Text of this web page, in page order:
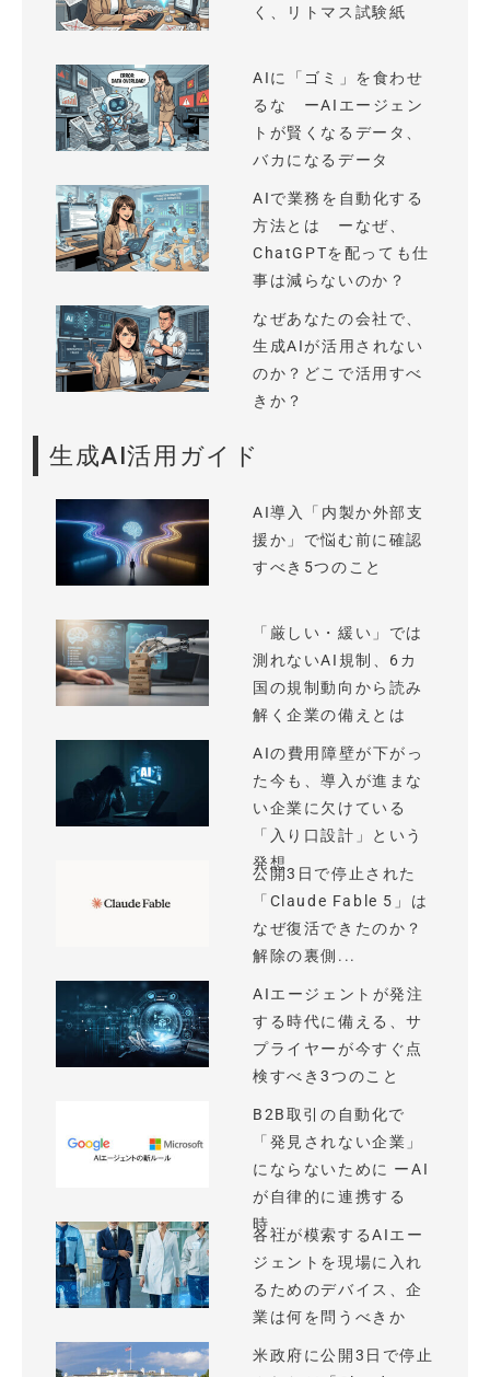
く、リトマス試験紙
AIに「ゴミ」を食わせ
るな ーAIエージェン
トが賢くなるデータ、
バカになるデータ
AIで業務を自動化する
方法とは ーなぜ、
ChatGPTを配っても仕
事は減らないのか？
なぜあなたの会社で、
生成AIが活用されない
のか？どこで活用すべ
きか？
生成AI活用ガイド
AI導入「内製か外部支
援か」で悩む前に確認
すべき5つのこと
「厳しい・緩い」では
測れないAI規制、6カ
国の規制動向から読み
解く企業の備えとは
AIの費用障壁が下がっ
た今も、導入が進まな
い企業に欠けている
「入り口設計」という
発想
公開3日で停止された
「Claude Fable 5」は
なぜ復活できたのか？
解除の裏側...
AIエージェントが発注
する時代に備える、サ
プライヤーが今すぐ点
検すべき3つのこと
B2B取引の自動化で
「発見されない企業」
にならないために ーAI
が自律的に連携する
時...
各社が模索するAIエー
ジェントを現場に入れ
るためのデバイス、企
業は何を問うべきか
米政府に公開3日で停止